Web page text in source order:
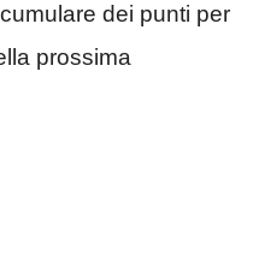
dei punti per
prossima